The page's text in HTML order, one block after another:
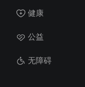
健康
公益
无障碍